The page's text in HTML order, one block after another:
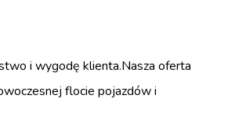
i wygodę klienta.Nasza oferta
flocie pojazdów i